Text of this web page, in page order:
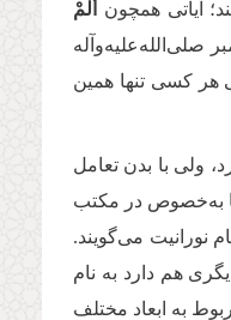
آیاتی همچون
أَلَمْ
صلی‌الله‌علیه‌وآله
هر کسی تنها همین
ولی با بدن تعامل
به‌خصوص در مکتب
نورانیت می‌گویند.
هم دارد به نام
به ابعاد مختلف